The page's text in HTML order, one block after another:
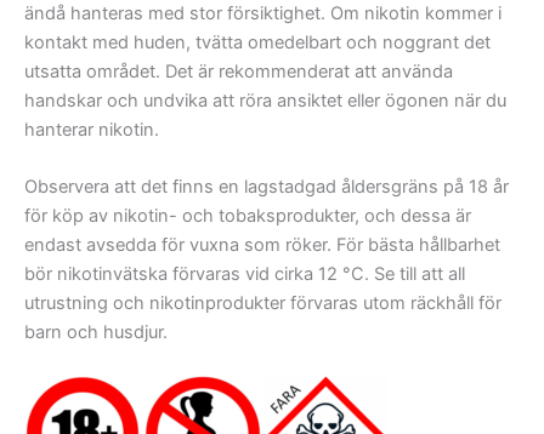
ändå hanteras med stor försiktighet. Om nikotin kommer i
kontakt med huden, tvätta omedelbart och noggrant det
utsatta området. Det är rekommenderat att använda
handskar och undvika att röra ansiktet eller ögonen när du
hanterar nikotin.
Observera att det finns en lagstadgad åldersgräns på 18 år
för köp av nikotin- och tobaksprodukter, och dessa är
endast avsedda för vuxna som röker. För bästa hållbarhet
bör nikotinvätska förvaras vid cirka 12 °C. Se till att all
utrustning och nikotinprodukter förvaras utom räckhåll för
barn och husdjur.